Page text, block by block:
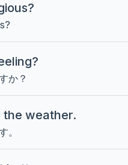
か？
the weather.
。